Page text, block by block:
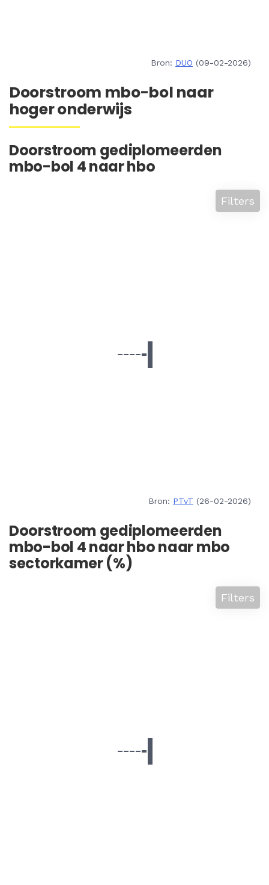
Bron: DUO (09-02-2026)
Doorstroom mbo-bol naar
hoger onderwijs
Doorstroom gediplomeerden
mbo-bol 4 naar hbo
Filters
Bron: PTvT (26-02-2026)
Doorstroom gediplomeerden
mbo-bol 4 naar hbo naar mbo
sectorkamer (%)
Filters